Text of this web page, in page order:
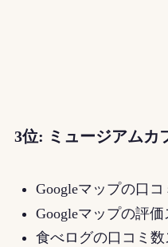
3位: ミュージアムカ
Googleマップの口
Googleマップの評
食べログの口コミ数